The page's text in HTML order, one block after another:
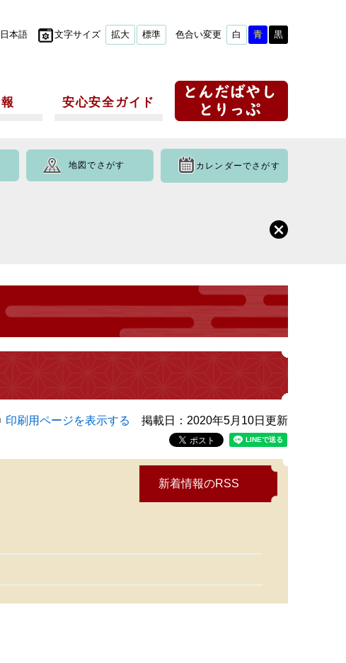
本語 文字サイズ 拡大 標準 色合い変更 白 青 黒
安心安全ガイド
地図でさがす カレンダーでさがす
印刷用ページを表示する 掲載日：2020年5月10日更新
新着情報のRSS